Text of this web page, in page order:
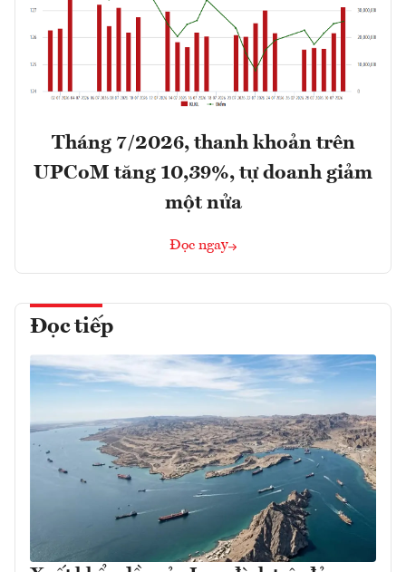
Tháng 7/2026, thanh khoản trên
UPCoM tăng 10,39%, tự doanh giảm
một nửa
Đọc ngay
Đọc tiếp